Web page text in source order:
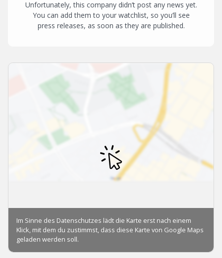
Unfortunately, this company didn’t post any news yet.
You can add them to your watchlist, so you’ll see
press releases, as soon as they are published.